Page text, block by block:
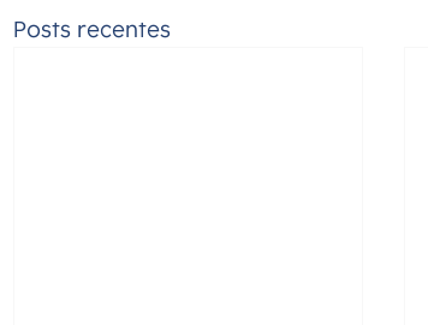
Posts recentes